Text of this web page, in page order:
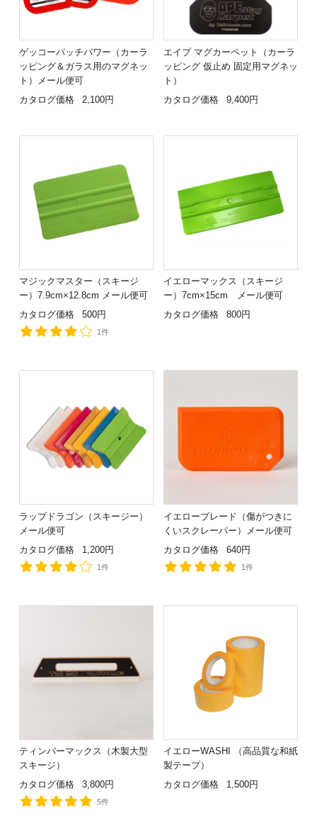
ゲッコーパッチパワー（カーラ
ッピング＆ガラス用のマグネッ
ト）メール便可
カタログ価格
2,100円
エイプ マグカーペット（カーラ
ッピング 仮止め 固定用マグネッ
ト）
カタログ価格
9,400円
マジックマスター（スキージ
ー）7.9cm×12.8cm メール便可
カタログ価格
500円
1件
イエローマックス（スキージ
ー）7cm×15cm メール便可
カタログ価格
800円
ラップドラゴン（スキージー）
メール便可
カタログ価格
1,200円
1件
イエローブレード（傷がつきに
くいスクレーパー）メール便可
カタログ価格
640円
1件
ティンバーマックス（木製大型
スキージ）
カタログ価格
3,800円
5件
イエローWASHI （高品質な和紙
製テープ）
カタログ価格
1,500円